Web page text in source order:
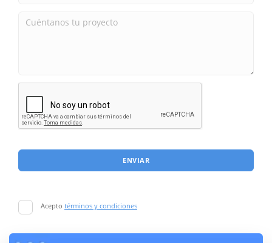
ENVIAR
Acepto términos y condiciones